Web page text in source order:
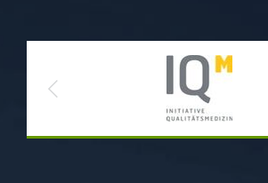
Previous